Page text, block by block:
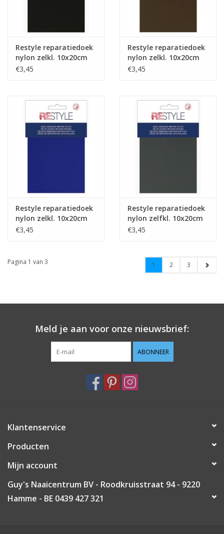
Restyle reparatiedoek
nylon zelkl. 10x20cm
zwart 000
€3,45
Restyle reparatiedoek
nylon zelkl. 10x20cm
kaki 542
€3,45
Restyle reparatiedoek
nylon zelkl. 10x20cm
kobaltblauw
€3,45
Restyle reparatiedoek
nylon zelfkl. 10x20cm
d.grijs 002
€3,45
Pagina 1 van 3 1 2 3
Meld je aan voor onze nieuwsbrief:
ABONNEER
Klantenservice
Producten
Mijn account
Guy's Naaicentrum BV - Roodkruisstraat 94 - 9220
Hamme - BE 0439 427 321